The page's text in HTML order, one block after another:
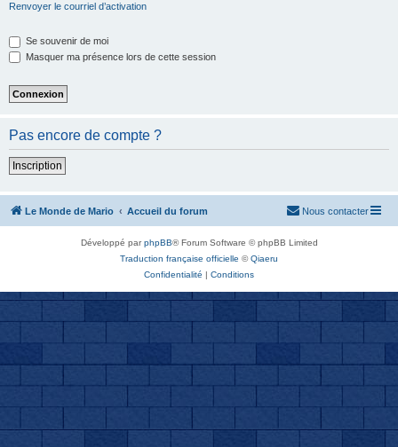
Renvoyer le courriel d’activation
Se souvenir de moi
Masquer ma présence lors de cette session
Pas encore de compte ?
Inscription
Le Monde de Mario Accueil du forum Nous contacter
Développé parphpBB® Forum Software © phpBB Limited
Traduction française officielle ©Qiaeru
Confidentialité | Conditions